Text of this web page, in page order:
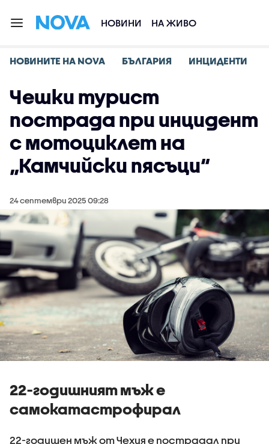
НОВИНИ НА ЖИВО
НОВИНИТЕ НА NOVA БЪЛГАРИЯ ИНЦИДЕНТИ
Чешки турист
пострада при инцидент
с мотоциклет на
„Камчийски пясъци“
24 септември 2025 09:28
22-годишният мъж е
самокатастрофирал
22-годишен мъж от Чехия е пострадал при